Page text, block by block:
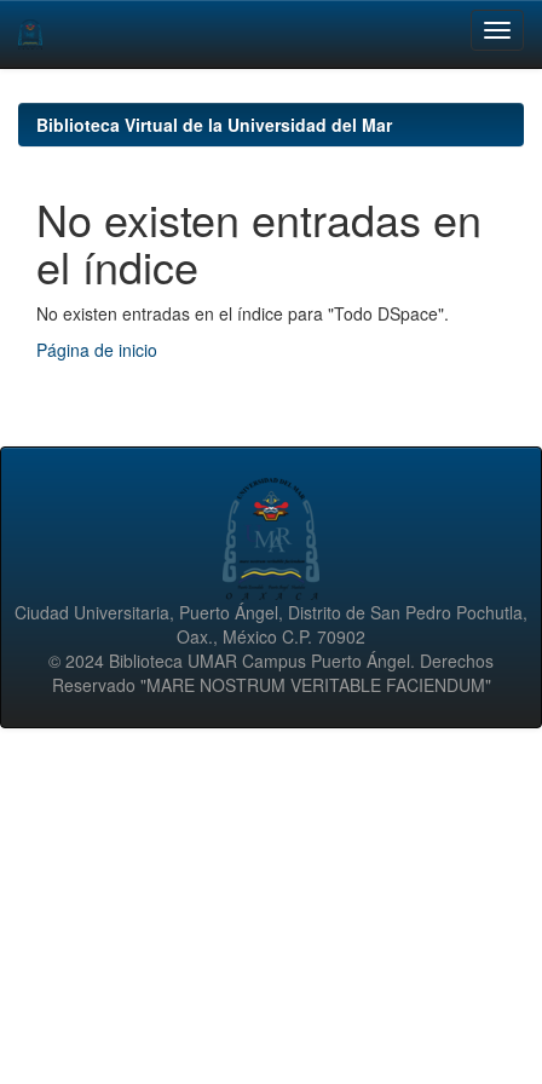
navigationBiblioteca Virtual de la Universidad del Mar
No existen entradas en
el índice
No existen entradas en el índice para "Todo DSpace".
Página de inicio
Ciudad Universitaria, Puerto Ángel, Distrito de San Pedro Pochutla,
Oax., México C.P. 70902
© 2024 Biblioteca UMAR Campus Puerto Ángel. Derechos
Reservado "MARE NOSTRUM VERITABLE FACIENDUM"